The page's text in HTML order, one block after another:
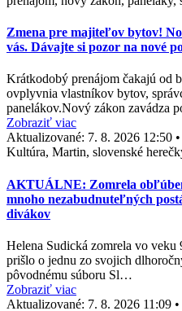
Zmena pre majiteľov bytov!
vás. Dávajte si pozor na nové
Krátkodobý prenájom čakajú od
ovplyvnia vlastníkov bytov,
panelákov.Nový zákon zavádza
Zobraziť viac
Aktualizované: 7. 8. 2026 12:50 •
Kultúra, Martin, slovenské
AKTUÁLNE: Zomrela
mnoho nezabudnuteľných
divákov
Helena Sudická zomrela vo
prišlo o jednu zo svojich
pôvodnému súboru Sl…
Zobraziť viac
Aktualizované: 7. 8. 2026 11:09 •